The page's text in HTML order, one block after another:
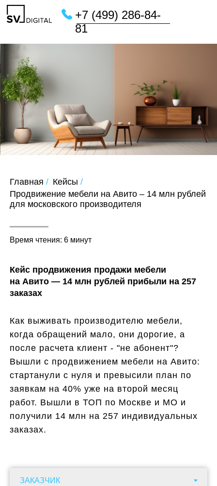
+7 (499) 286-84-
Главная / Кейсы /
Продвижение мебели на Авито – 14 млн рублей
для московского производителя
Время чтения: 6 минут
Кейс продвижения продажи мебели
на Авито — 14 млн рублей прибыли на 257
заказах
Как выживать производителю мебели,
когда обращений мало, они дорогие, а
после расчета клиент - "не абонент"?
Вышли с продвижением мебели на Авито:
стартанули с нуля и превысили план по
заявкам на 40% уже на второй месяц
работ. Вышли в ТОП по Москве и МО и
получили 14 млн на 257 индивидуальных
заказах.